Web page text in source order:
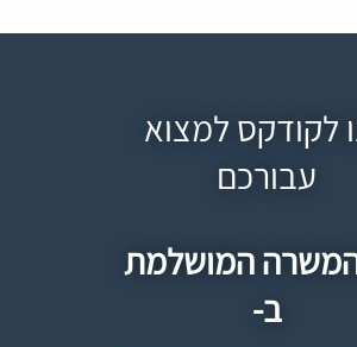
לקודקס למצוא
עבורכם
המושלמת
ב-